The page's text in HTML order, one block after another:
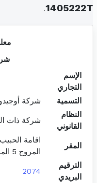
1405222T
.
الإسم
التجاري
التسمية
شركة
النظام
القانوني
شركة ذات
المقر
المروج 5 المروج
الترقيم
البريدي
2074